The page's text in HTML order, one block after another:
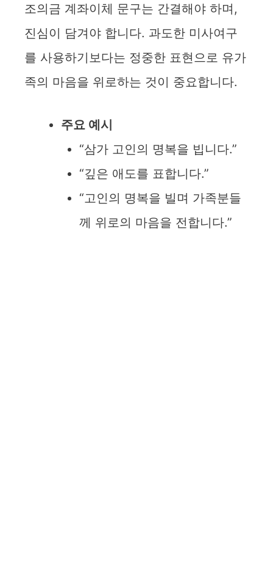
조의금 계좌이체 문구는 간결해야 하며,
진심이 담겨야 합니다. 과도한 미사여구
를 사용하기보다는 정중한 표현으로 유가
족의 마음을 위로하는 것이 중요합니다.
주요 예시
“삼가 고인의 명복을 빕니다.”
“깊은 애도를 표합니다.”
“고인의 명복을 빌며 가족분들
께 위로의 마음을 전합니다.”